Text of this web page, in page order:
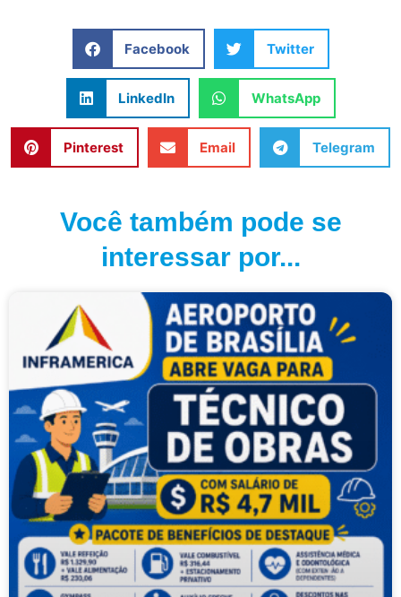
Facebook Twitter
LinkedIn WhatsApp
Pinterest Email Telegram
Você também pode se
interessar por...